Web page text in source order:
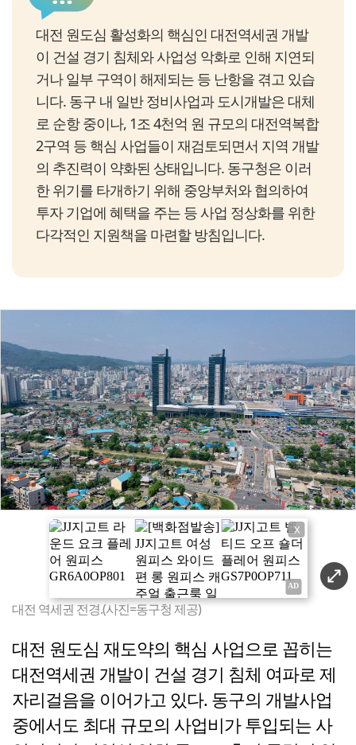
대전 원도심 활성화의 핵심인 대전역세권 개발
이 건설 경기 침체와 사업성 악화로 인해 지연되
거나 일부 구역이 해제되는 등 난항을 겪고 있습
니다. 동구 내 일반 정비사업과 도시개발은 대체
로 순항 중이나, 1조 4천억 원 규모의 대전역복합
2구역 등 핵심 사업들이 재검토되면서 지역 개발
의 추진력이 약화된 상태입니다. 동구청은 이러
한 위기를 타개하기 위해 중앙부처와 협의하여
투자 기업에 혜택을 주는 등 사업 정상화를 위한
다각적인 지원책을 마련할 방침입니다.
X
대전 역세권 전경.(사진=동구청 제공)
대전 원도심 재도약의 핵심 사업으로 꼽히는
대전역세권 개발이 건설 경기 침체 여파로 제
자리걸음을 이어가고 있다. 동구의 개발사업
중에서도 최대 규모의 사업비가 투입되는 사